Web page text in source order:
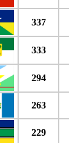
337
333
294
263
229